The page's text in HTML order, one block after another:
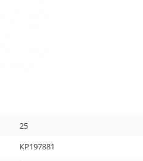
25
КР197881